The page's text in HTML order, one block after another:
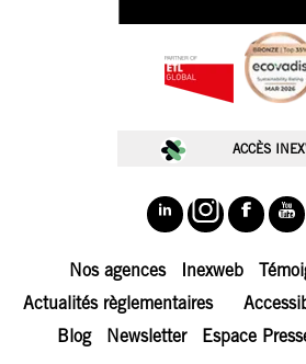
ACCÈS
Nos agences Inexweb
Actualités règlementaires
Blog
Newsletter Espace